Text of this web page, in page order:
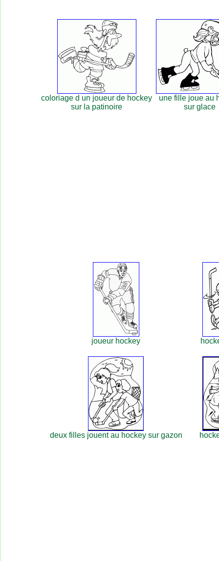
coloriage d un joueur de hockey
sur la patinoire
une fille joue au
sur glace
joueur hockey
deux filles jouent au hockey sur gazon